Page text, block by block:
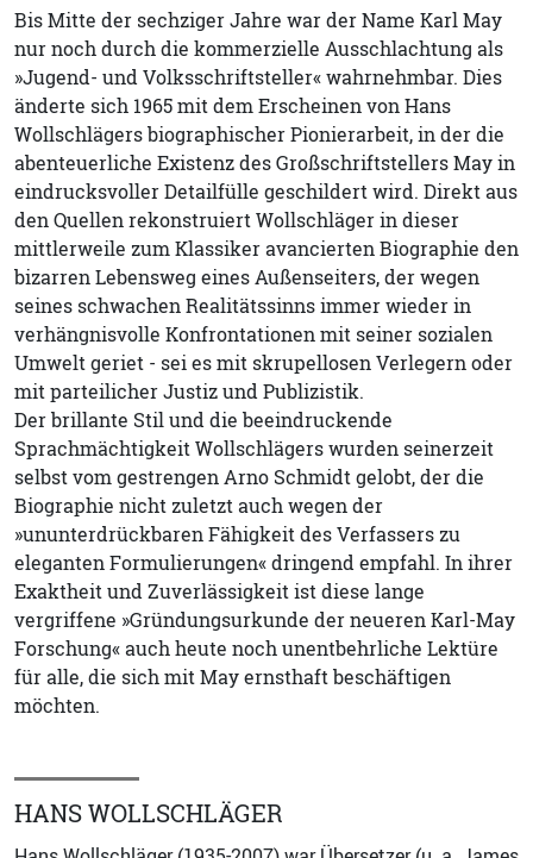
Bis Mitte der sechziger Jahre war der Name Karl May
nur noch durch die kommerzielle Ausschlachtung als
»Jugend- und Volksschriftsteller« wahrnehmbar. Dies
änderte sich 1965 mit dem Erscheinen von Hans
Wollschlägers biographischer Pionierarbeit, in der die
abenteuerliche Existenz des Großschriftstellers May in
eindrucksvoller Detailfülle geschildert wird. Direkt aus
den Quellen rekonstruiert Wollschläger in dieser
mittlerweile zum Klassiker avancierten Biographie den
bizarren Lebensweg eines Außenseiters, der wegen
seines schwachen Realitätssinns immer wieder in
verhängnisvolle Konfrontationen mit seiner sozialen
Umwelt geriet - sei es mit skrupellosen Verlegern oder
mit parteilicher Justiz und Publizistik.
Der brillante Stil und die beeindruckende
Sprachmächtigkeit Wollschlägers wurden seinerzeit
selbst vom gestrengen Arno Schmidt gelobt, der die
Biographie nicht zuletzt auch wegen der
»ununterdrückbaren Fähigkeit des Verfassers zu
eleganten Formulierungen« dringend empfahl. In ihrer
Exaktheit und Zuverlässigkeit ist diese lange
vergriffene »Gründungsurkunde der neueren Karl-May
Forschung« auch heute noch unentbehrliche Lektüre
für alle, die sich mit May ernsthaft beschäftigen
möchten.
HANS WOLLSCHLÄGER